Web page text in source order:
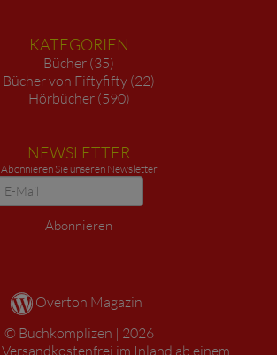
KATEGORIEN
Bücher (35)
Bücher von Fiftyfifty (22)
Hörbücher (590)
NEWSLETTER
Abonnieren Sie unseren Newsletter
Newsletter
Abonnieren
Overton Magazin
Buchkomplizen
2026
Versandkostenfrei im Inland ab einem